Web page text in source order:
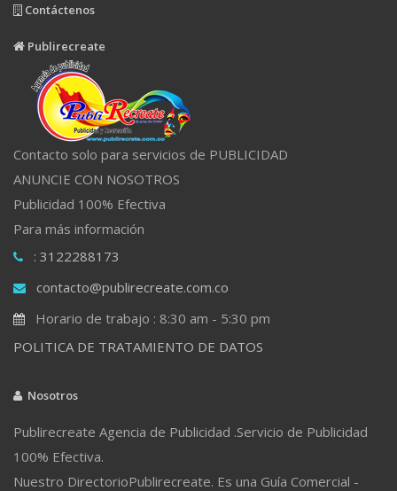
Contáctenos
Publirecreate
Contacto solo para servicios de PUBLICIDAD
ANUNCIE CON NOSOTROS
Publicidad 100% Efectiva
Para más información
: 3122288173
contacto@publirecreate.com.co
Horario de trabajo : 8:30 am - 5:30 pm
POLITICA DE TRATAMIENTO DE DATOS
Nosotros
Publirecreate Agencia de Publicidad .Servicio de Publicidad
100% Efectiva.
Nuestro DirectorioPublirecreate. Es una Guía Comercial -